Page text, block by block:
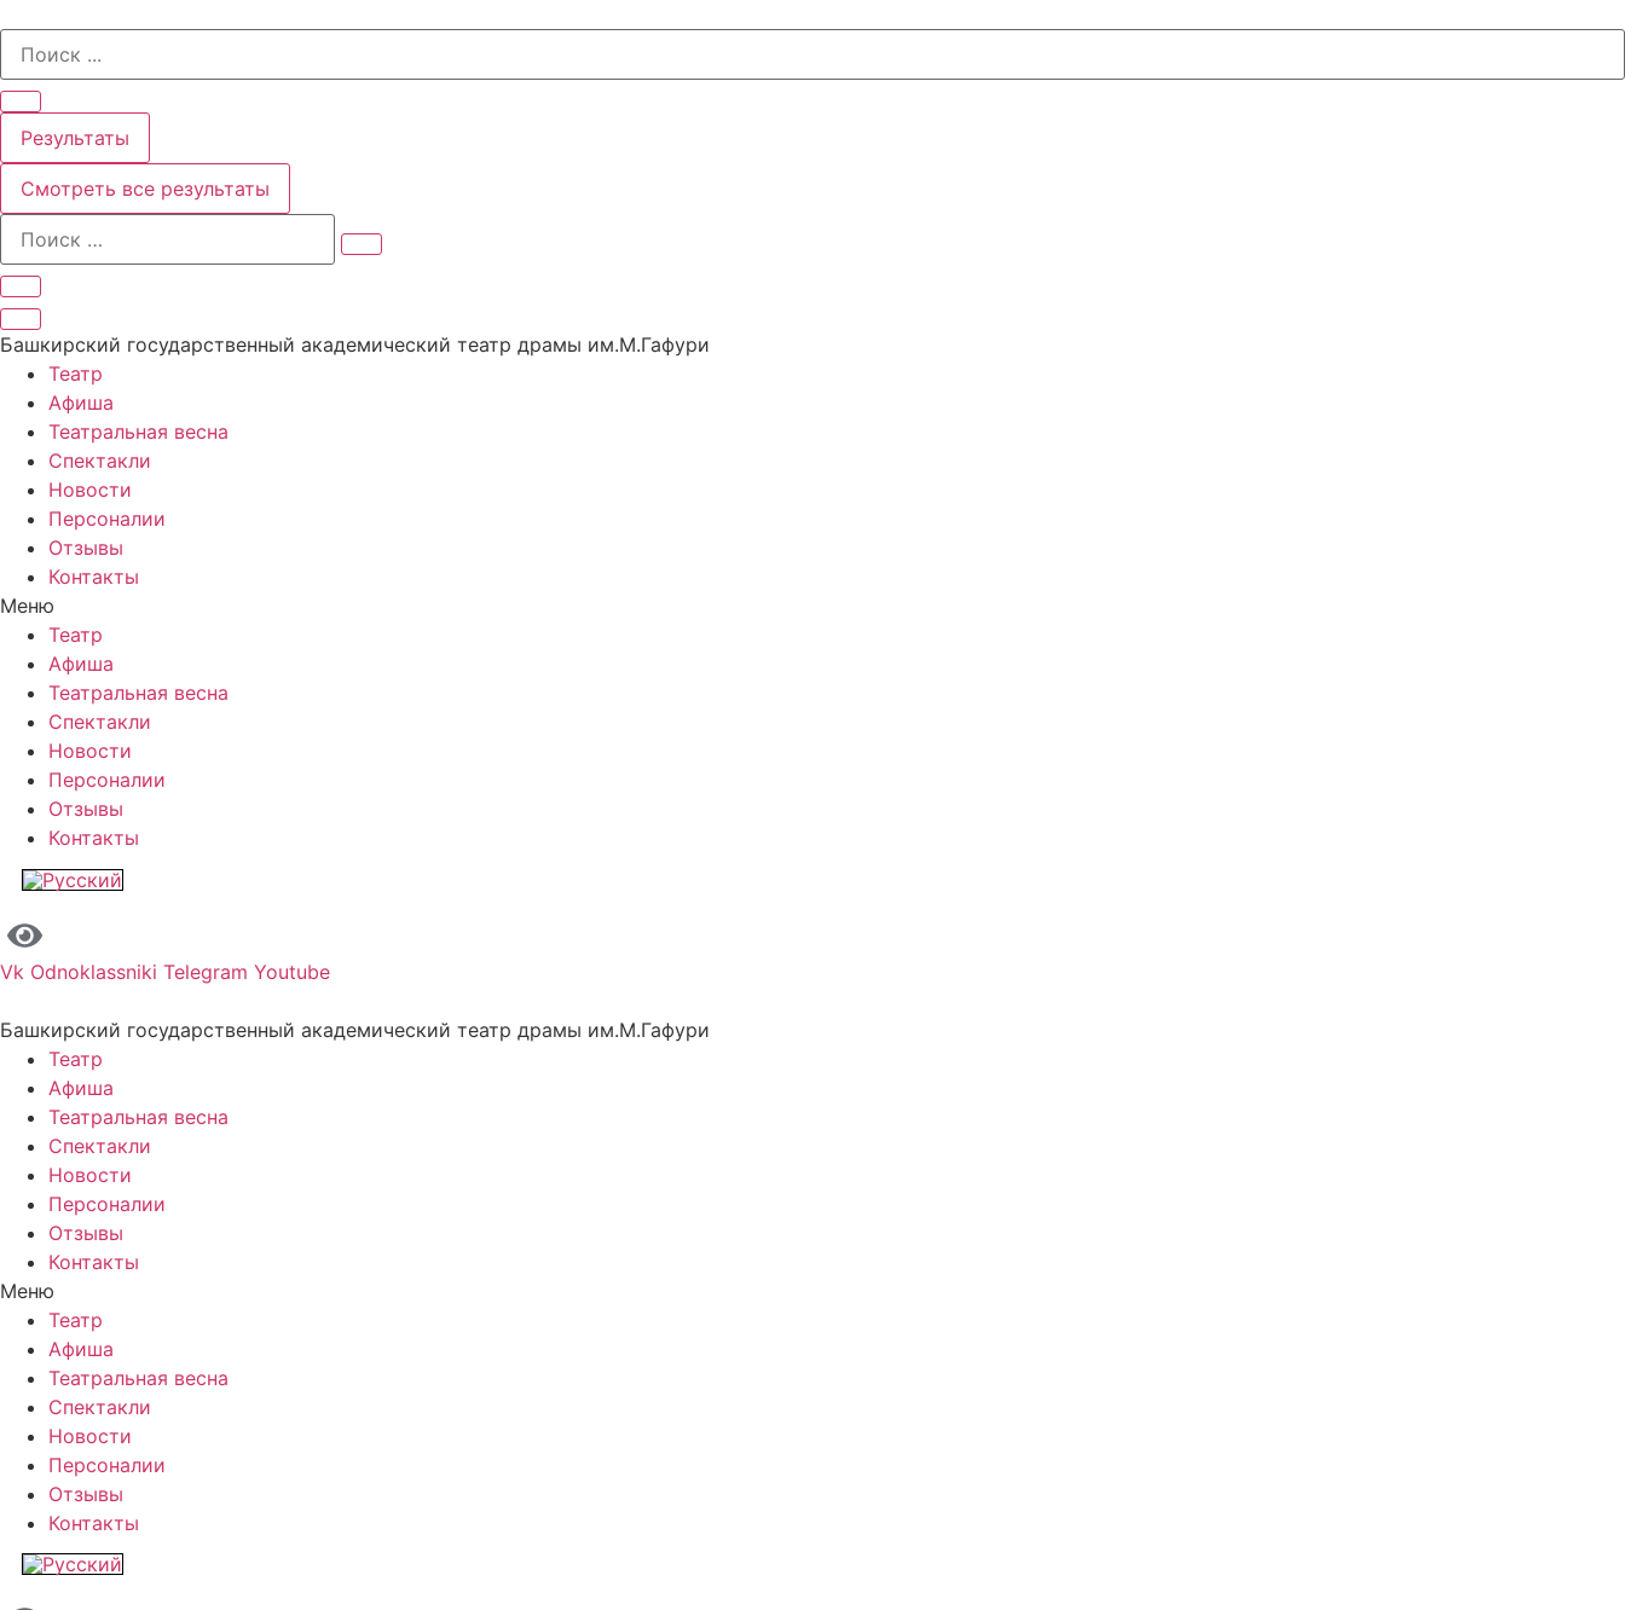
содержимому
Search
Результаты
Смотреть все результаты
Башкирский государственный академический театр драмы им.М.Гафури
Театр
Афиша
Театральная весна
Спектакли
Новости
Персоналии
Отзывы
Контакты
Меню
Театр
Афиша
Театральная весна
Спектакли
Новости
Персоналии
Отзывы
Контакты
Vk Odnoklassniki Telegram Youtube
Башкирский государственный академический театр драмы им.М.Гафури
Театр
Афиша
Театральная весна
Спектакли
Новости
Персоналии
Отзывы
Контакты
Меню
Театр
Афиша
Театральная весна
Спектакли
Новости
Персоналии
Отзывы
Контакты